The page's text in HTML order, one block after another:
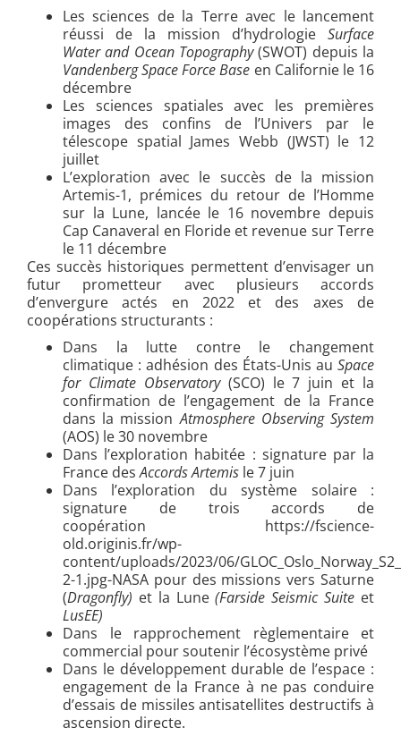
Les sciences de la Terre avec le lancement
réussi de la mission d’hydrologie Surface
Water and Ocean Topography(SWOT) depuis la
Vandenberg Space Force Base en Californie le 16
décembre
Les sciences spatiales avec les premières
images des confins de l’Univers par le
télescope spatial James Webb (JWST) le 12
juillet
L’exploration avec le succès de la mission
Artemis-1, prémices du retour de l’Homme
sur la Lune, lancée le 16 novembre depuis
Cap Canaveral en Floride et revenue sur Terre
le 11 décembre
Ces succès historiques permettent d’envisager un
futur prometteur avec plusieurs accords
d’envergure actés en 2022 et des axes de
coopérations structurants :
Dans la lutte contre le changement
climatique : adhésion des États-Unis au Space
for Climate Observatory (SCO) le 7 juin et la
confirmation de l’engagement de la France
dans la missionAtmosphere Observing System
(AOS) le 30 novembre
Dans l’exploration habitée : signature par la
France desAccords Artemis le 7 juin
Dans l’exploration du système solaire :
signature de trois accords de
coopération https://fscience-
old.originis.fr/wp-
content/uploads/2023/06/
2-1.jpg-NASA pour des missions vers Saturne
(Dragonfly) et la Lune(Farside Seismic Suite et
LusEE)
Dans le rapprochement règlementaire et
commercial pour soutenir l’écosystème privé
Dans le développement durable de l’espace :
engagement de la France à ne pas conduire
d’essais de missiles antisatellites destructifs à
ascension directe.